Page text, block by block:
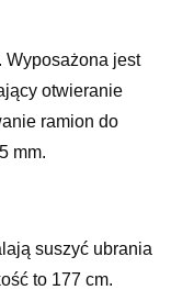
Wyposażona jest
otwieranie
ramion do
mm.
suszyć ubrania
to 177 cm.